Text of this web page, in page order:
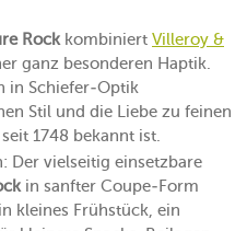
Rockkombiniert Villeroy &
ganz besonderen Haptik.
in Schiefer-Optik
Stil und die Liebe zu feinen
1748 bekannt ist.
Der vielseitig einsetzbare
in sanfter Coupe-Form
kleines Frühstück, ein